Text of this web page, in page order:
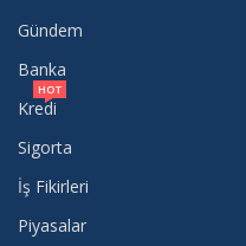
Gündem
Banka
Kredi
HOT
Sigorta
İş Fikirleri
Piyasalar